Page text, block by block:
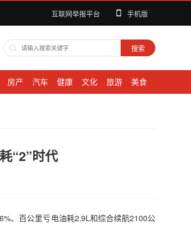
手机版
互联网举报平台
房产 汽车 健康 文化 旅游 美食
“2”时代
、百公里亏电油耗2.9L和综合续航2100公